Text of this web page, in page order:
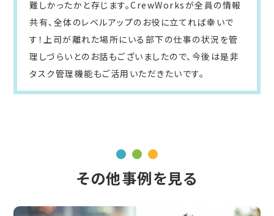
難しかったかと存じます。CrewWorksが全員の情報
共有、全体のレベルアップのお役に立てれば幸いで
す！上司が離れた場所にいる部下の仕事の状況を管
理しづらいとのお話もございましたので、今後は是非
タスク管理機能もご活用いただきたいです。
その他事例を見る